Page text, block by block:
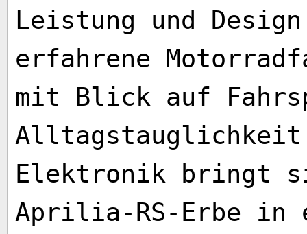
Leistung und
erfahrene
mit Blick auf
Elektronik bringt
Aprilia-RS-Erbe in